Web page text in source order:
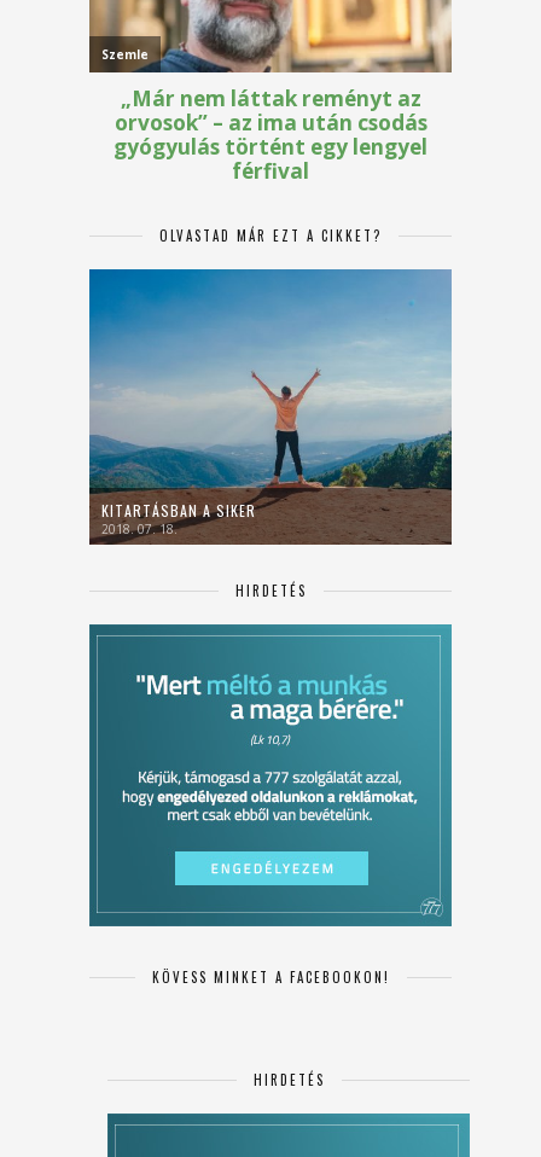
OLVASTAD MÁR EZT A CIKKET?
KITARTÁSBAN A SIKER
2018. 07. 18.
HIRDETÉS
KÖVESS MINKET A FACEBOOKON!
HIRDETÉS